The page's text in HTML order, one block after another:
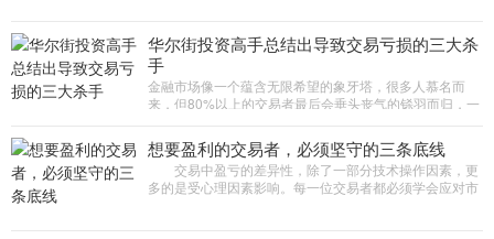
华尔街投资高手总结出导致交易亏损的三大杀
手
金融市场像一个蕴含无限希望的象牙塔，很多人慕名而
来，但80%以上的交易者最后会垂头丧气的铩羽而归，一
一位曾在“对冲基
想要盈利的交易者，必须坚守的三条底线
交易中盈亏的差异性，除了一部分技术操作因素，更
多的是受心理因素影响。每一位交易者都必须学会应对市